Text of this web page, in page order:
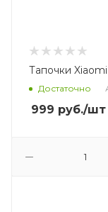
Тапочки
Достаточно
999 руб./шт